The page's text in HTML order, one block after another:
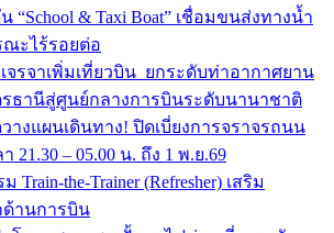
“School & Taxi Boat” เชื่อมขนส่งทางน้ำ
ณะไร้รอยต่อ
จรจาเพิ่มเที่ยวบิน ยกระดับท่าอากาศยาน
ธานีสู่ศูนย์กลางการบินระดับนานาชาติ
างแผนเดินทาง! ปิดเบี่ยงการจราจรถนน
21.30 – 05.00 น. ถึง 1 พ.ย.69
Train-the-Trainer (Refresher) เสริม
านการบิน